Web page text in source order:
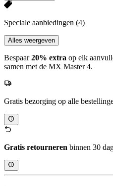
Speciale aanbiedingen (4)
Alles weergeven
Bespaar20% extra op elk
samen met de MX Master 4.
Gratis bezorging op alle
Gratis retourneren binnen 30